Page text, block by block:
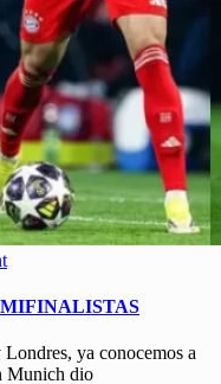
ya conocemos a
Munich dio